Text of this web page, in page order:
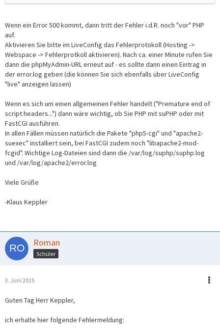
Wenn ein Error 500 kommt, dann tritt der Fehler i.d.R. noch "vor" PHP
auf.
Aktivieren Sie bitte im LiveConfig das Fehlerprotokoll (Hosting ->
Webspace -> Fehlerprotkoll aktivieren). Nach ca. einer Minute rufen Sie
dann die phpMyAdmin-URL erneut auf - es sollte dann einen Eintrag in
der error.log geben (die können Sie sich ebenfalls über LiveConfig
"live" anzeigen lassen)
Wenn es sich um einen allgemeinen Fehler handelt ("Premature end of
script headers...") dann wäre wichtig, ob Sie PHP mit suPHP oder mit
FastCGI ausführen.
In allen Fällen müssen natürlich die Pakete "php5-cgi" und "apache2-
suexec" installiert sein, bei FastCGI zudem noch "libapache2-mod-
fcgid". Wichtige Log-Dateien sind dann die /var/log/suphp/suphp.log
und /var/log/apache2/error.log
Viele Grüße
-Klaus Keppler
Roman
Schüler
3. Juni 2015
Guten Tag Herr Keppler,
ich erhalte hier folgende Fehlermeldung: